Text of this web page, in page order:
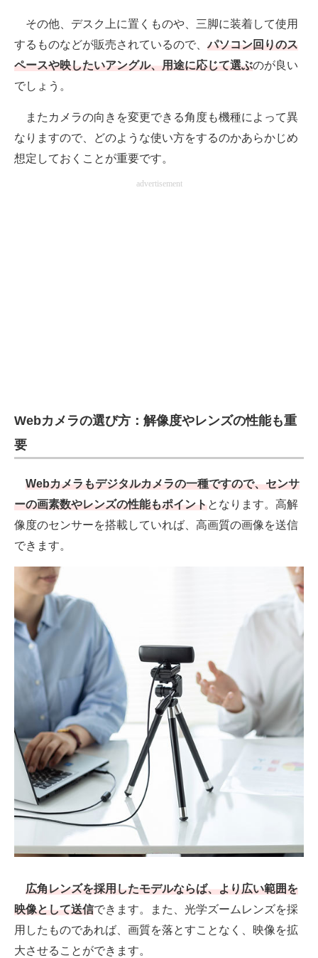
その他、デスク上に置くものや、三脚に装着して使用
するものなどが販売されているので、 パソコン回りのス
ペースや映したいアングル、用途に応じて選ぶのが良い
でしょう。
またカメラの向きを変更できる角度も機種によって異
なりますので、どのような使い方をするのかあらかじめ
想定しておくことが重要です。
advertisement
Webカメラの選び方：解像度やレンズの性能も重
要
Webカメラもデジタルカメラの一種ですので、センサ
ーの画素数やレンズの性能もポイントとなります。高解
像度のセンサーを搭載していれば、高画質の画像を送信
できます。
広角レンズを採用したモデルならば、より広い範囲を
映像として送信できます。また、光学ズームレンズを採
用したものであれば、画質を落とすことなく、映像を拡
大させることができます。